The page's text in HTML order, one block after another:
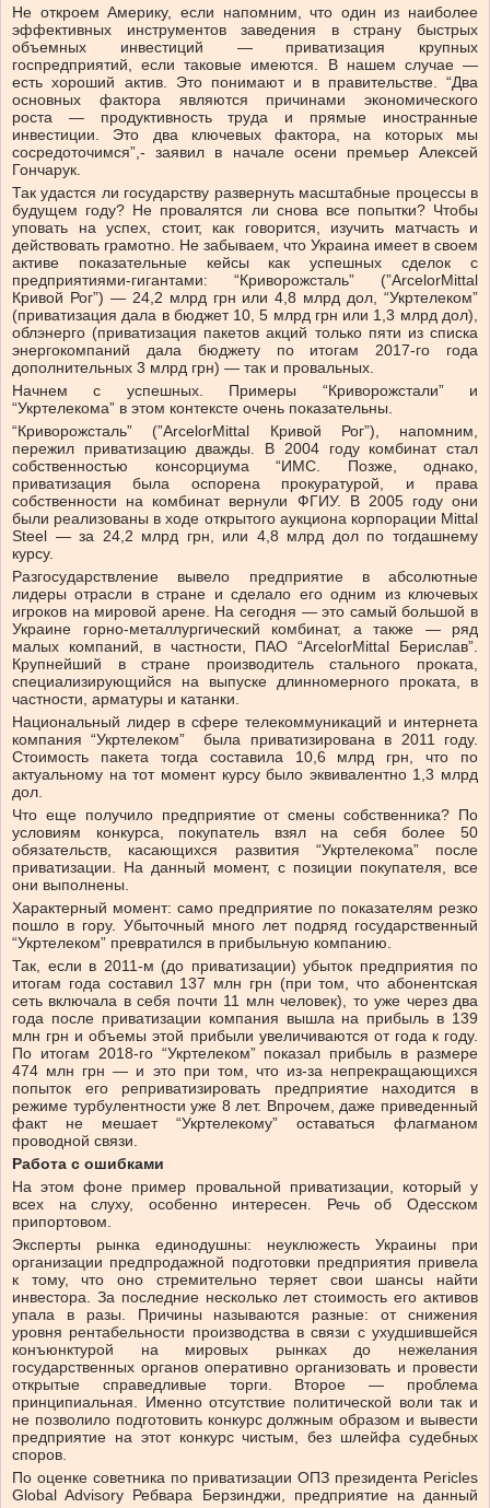
Не откроем Америку, если напомним, что один из наиболее
эффективных инструментов заведения в страну быстрых
объемных инвестиций — приватизация крупных
госпредприятий, если таковые имеются. В нашем случае —
есть хороший актив. Это понимают и в правительстве. “Два
основных фактора являются причинами экономического
роста — продуктивность труда и прямые иностранные
инвестиции. Это два ключевых фактора, на которых мы
сосредоточимся”,- заявил в начале осени премьер Алексей
Гончарук.
Так удастся ли государству развернуть масштабные процессы в
будущем году? Не провалятся ли снова все попытки? Чтобы
уповать на успех, стоит, как говорится, изучить матчасть и
действовать грамотно. Не забываем, что Украина имеет в своем
активе показательные кейсы как успешных сделок с
предприятиями-гигантами: “Криворожсталь” (”ArcelorMittal
Кривой Рог”) — 24,2 млрд грн или 4,8 млрд дол, “Укртелеком”
(приватизация дала в бюджет 10, 5 млрд грн или 1,3 млрд дол),
облэнерго (приватизация пакетов акций только пяти из списка
энергокомпаний дала бюджету по итогам 2017-го года
дополнительных 3 млрд грн) — так и провальных.
Начнем с успешных. Примеры “Криворожстали” и
“Укртелекома” в этом контексте очень показательны.
“Криворожсталь” (”ArcelorMittal Кривой Рог”), напомним,
пережил приватизацию дважды. В 2004 году комбинат стал
собственностью консорциума “ИМС. Позже, однако,
приватизация была оспорена прокуратурой, и права
собственности на комбинат вернули ФГИУ. В 2005 году они
были реализованы в ходе открытого аукциона корпорации Mittal
Steel — за 24,2 млрд грн, или 4,8 млрд дол по тогдашнему
курсу.
Разгосударствление вывело предприятие в абсолютные
лидеры отрасли в стране и сделало его одним из ключевых
игроков на мировой арене. На сегодня — это самый большой в
Украине горно-металлургический комбинат, а также — ряд
малых компаний, в частности, ПАО “ArcelorMittal Берислав”.
Крупнейший в стране производитель стального проката,
специализирующийся на выпуске длинномерного проката, в
частности, арматуры и катанки.
Национальный лидер в сфере телекоммуникаций и интернета
компания “Укртелеком” была приватизирована в 2011 году.
Стоимость пакета тогда составила 10,6 млрд грн, что по
актуальному на тот момент курсу было эквивалентно 1,3 млрд
дол.
Что еще получило предприятие от смены собственника? По
условиям конкурса, покупатель взял на себя более 50
обязательств, касающихся развития “Укртелекома” после
приватизации. На данный момент, с позиции покупателя, все
они выполнены.
Характерный момент: само предприятие по показателям резко
пошло в гору. Убыточный много лет подряд государственный
“Укртелеком” превратился в прибыльную компанию.
Так, если в 2011-м (до приватизации) убыток предприятия по
итогам года составил 137 млн грн (при том, что абонентская
сеть включала в себя почти 11 млн человек), то уже через два
года после приватизации компания вышла на прибыль в 139
млн грн и объемы этой прибыли увеличиваются от года к году.
По итогам 2018-го “Укртелеком” показал прибыль в размере
474 млн грн — и это при том, что из-за непрекращающихся
попыток его реприватизировать предприятие находится в
режиме турбулентности уже 8 лет. Впрочем, даже приведенный
факт не мешает “Укртелекому” оставаться флагманом
проводной связи.
Работа с ошибками
На этом фоне пример провальной приватизации, который у
всех на слуху, особенно интересен. Речь об Одесском
припортовом.
Эксперты рынка единодушны: неуклюжесть Украины при
организации предпродажной подготовки предприятия привела
к тому, что оно стремительно теряет свои шансы найти
инвестора. За последние несколько лет стоимость его активов
упала в разы. Причины называются разные: от снижения
уровня рентабельности производства в связи с ухудшившейся
конъюнктурой на мировых рынках до нежелания
государственных органов оперативно организовать и провести
открытые справедливые торги. Второе — проблема
принципиальная. Именно отсутствие политической воли так и
не позволило подготовить конкурс должным образом и вывести
предприятие на этот конкурс чистым, без шлейфа судебных
споров.
По оценке советника по приватизации ОПЗ президента Pericles
Global Advisory Ребвара Берзинджи, предприятие на данный